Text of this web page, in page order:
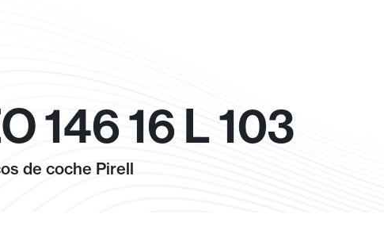
146 16 L 103
de coche Pirell